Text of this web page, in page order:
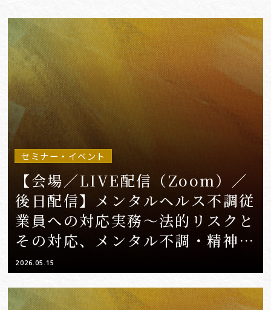
#Agentic AI
#Agreements
#AI
#AI Governance
#AI/IoT
VIEW MORE
セミナー・イベント
【会場／LIVE配信（Zoom）／
後日配信】メンタルヘルス不調従
業員への対応実務〜法的リスクと
その対応、メンタル不調・精神疾
患を予防するための対応策とは〜
2026.05.15